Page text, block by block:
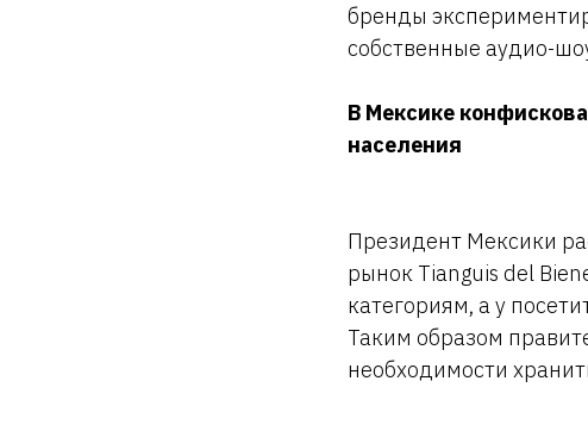
бренды
собственные аудио-
В Мексике
населения
Президент Мексики
рынок Tianguis del
категориям, а у
Таким образом
необходимости